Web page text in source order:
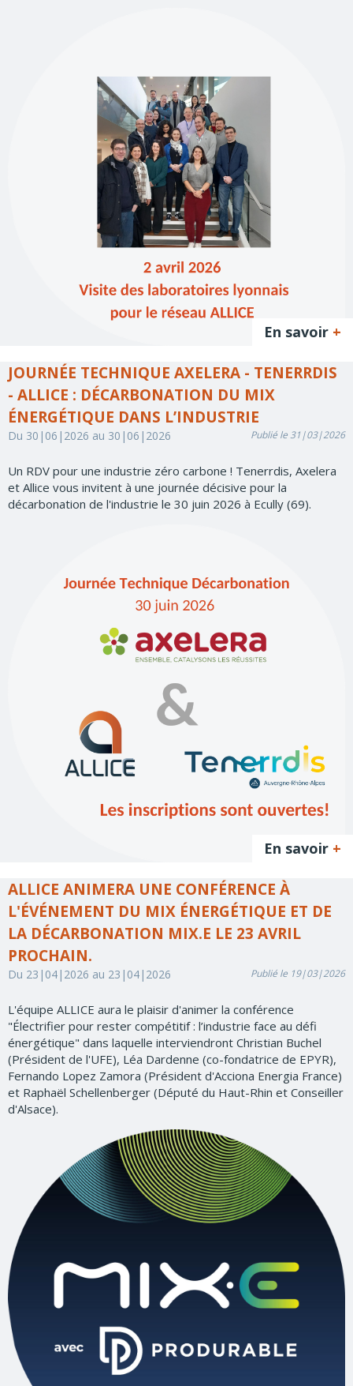
En savoir +
JOURNÉE TECHNIQUE AXELERA - TENERRDIS
- ALLICE : DÉCARBONATION DU MIX
ÉNERGÉTIQUE DANS L’INDUSTRIE
Du 30|06|2026 au 30|06|2026 Publié le 31|03|2026
Un RDV pour une industrie zéro carbone ! Tenerrdis, Axelera
et Allice vous invitent à une journée décisive pour la
décarbonation de l'industrie le 30 juin 2026 à Ecully (69).
En savoir +
ALLICE ANIMERA UNE CONFÉRENCE À
L'ÉVÉNEMENT DU MIX ÉNERGÉTIQUE ET DE
LA DÉCARBONATION MIX.E LE 23 AVRIL
PROCHAIN.
Du 23|04|2026 au 23|04|2026 Publié le 19|03|2026
L'équipe ALLICE aura le plaisir d'animer la conférence
"Électrifier pour rester compétitif : l’industrie face au défi
énergétique" dans laquelle interviendront Christian Buchel
(Président de l'UFE), Léa Dardenne (co-fondatrice de EPYR),
Fernando Lopez Zamora (Président d'Acciona Energia France)
et Raphaël Schellenberger (Député du Haut-Rhin et Conseiller
d'Alsace).